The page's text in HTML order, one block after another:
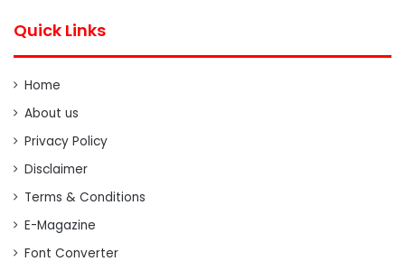
Quick Links
Home
About us
Privacy Policy
Disclaimer
Terms & Conditions
E-Magazine
Font Converter